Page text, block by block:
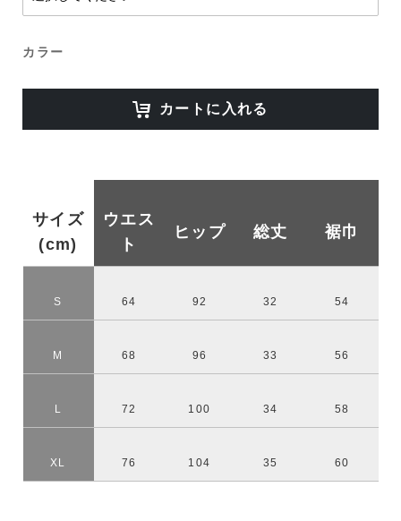
カラー
カートに入れる
サイズ
(cm)
ウエス
ト
ヒップ 総丈 裾巾
S 64 92 32 54
M 68 96 33 56
L 72 100 34 58
XL 76 104 35 60